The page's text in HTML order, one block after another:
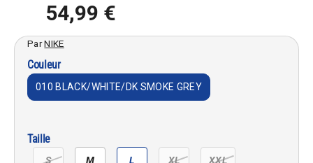
54,99 €
ParNIKE
Couleur
010 BLACK/WHITE/DK SMOKE GREY
Taille
S M L XL XXL